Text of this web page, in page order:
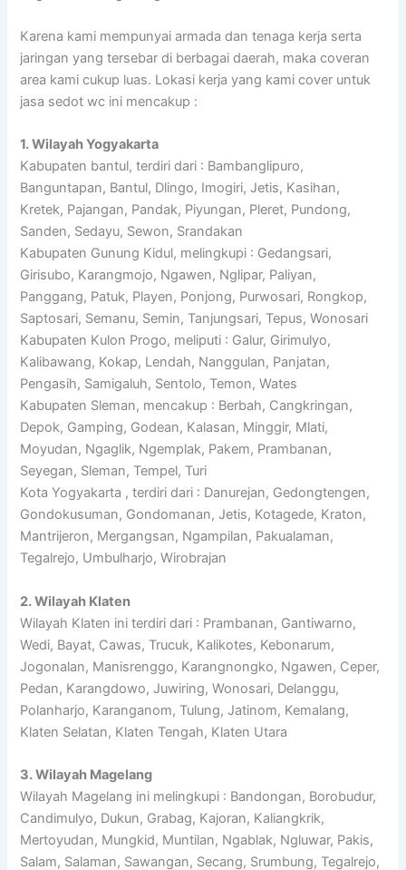
Karena kami mempunyai armada dan tenaga kerja serta
jaringan yang tersebar di berbagai daerah, maka coveran
area kami cukup luas. Lokasi kerja yang kami cover untuk
jasa sedot wc ini mencakup :
1. Wilayah Yogyakarta
Kabupaten bantul, terdiri dari : Bambanglipuro,
Banguntapan, Bantul, Dlingo, Imogiri, Jetis, Kasihan,
Kretek, Pajangan, Pandak, Piyungan, Pleret, Pundong,
Sanden, Sedayu, Sewon, Srandakan
Kabupaten Gunung Kidul, melingkupi : Gedangsari,
Girisubo, Karangmojo, Ngawen, Nglipar, Paliyan,
Panggang, Patuk, Playen, Ponjong, Purwosari, Rongkop,
Saptosari, Semanu, Semin, Tanjungsari, Tepus, Wonosari
Kabupaten Kulon Progo, meliputi : Galur, Girimulyo,
Kalibawang, Kokap, Lendah, Nanggulan, Panjatan,
Pengasih, Samigaluh, Sentolo, Temon, Wates
Kabupaten Sleman, mencakup : Berbah, Cangkringan,
Depok, Gamping, Godean, Kalasan, Minggir, Mlati,
Moyudan, Ngaglik, Ngemplak, Pakem, Prambanan,
Seyegan, Sleman, Tempel, Turi
Kota Yogyakarta , terdiri dari : Danurejan, Gedongtengen,
Gondokusuman, Gondomanan, Jetis, Kotagede, Kraton,
Mantrijeron, Mergangsan, Ngampilan, Pakualaman,
Tegalrejo, Umbulharjo, Wirobrajan
2. Wilayah Klaten
Wilayah Klaten ini terdiri dari : Prambanan, Gantiwarno,
Wedi, Bayat, Cawas, Trucuk, Kalikotes, Kebonarum,
Jogonalan, Manisrenggo, Karangnongko, Ngawen, Ceper,
Pedan, Karangdowo, Juwiring, Wonosari, Delanggu,
Polanharjo, Karanganom, Tulung, Jatinom, Kemalang,
Klaten Selatan, Klaten Tengah, Klaten Utara
3. Wilayah Magelang
Wilayah Magelang ini melingkupi : Bandongan, Borobudur,
Candimulyo, Dukun, Grabag, Kajoran, Kaliangkrik,
Mertoyudan, Mungkid, Muntilan, Ngablak, Ngluwar, Pakis,
Salam, Salaman, Sawangan, Secang, Srumbung, Tegalrejo,